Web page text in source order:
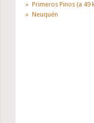
Primeros Pinos (a 49
Neuquén